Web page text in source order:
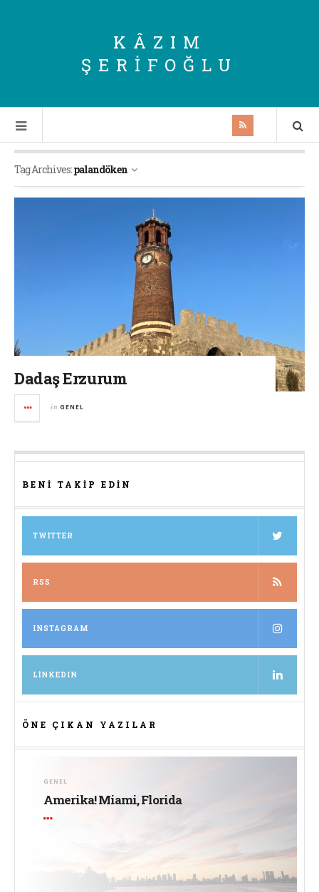
KÂZIM
ŞERIFOĞLU
Tag Archives:palandöken
Dadaş Erzurum
in GENEL
BENI TAKIP EDIN
TWITTER
RSS
INSTAGRAM
LINKEDIN
ÖNE ÇIKAN YAZILAR
GENEL
Amerika! Miami, Florida